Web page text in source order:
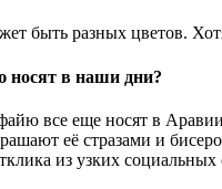
быть разных цветов.
носят в наши дни?
все еще носят в
её стразами и
из узких